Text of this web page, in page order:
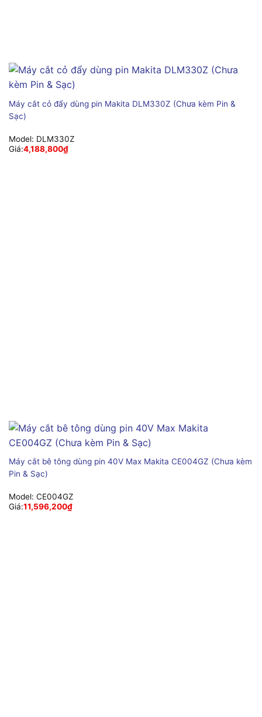
Máy cắt cỏ đẩy dùng pin Makita DLM330Z (Chưa kèm Pin &
Sạc)
Model: DLM330Z
Giá:4,188,800₫
Máy cắt bê tông dùng pin 40V Max Makita CE004GZ (Chưa kèm
Pin & Sạc)
Model: CE004GZ
Giá:11,596,200₫